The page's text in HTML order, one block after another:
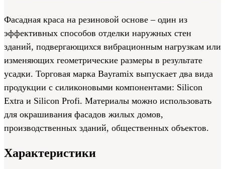
Фасадная краса на резиновой основе – один из
эффективных способов отделки наружных стен
зданий, подвергающихся вибрационным нагрузкам или
изменяющих геометрические размеры в результате
усадки. Торговая марка Bayramix выпускает два вида
продукции с силиконовыми компонентами: Silicon
Extra и Silicon Profi. Материалы можно использовать
для окрашивания фасадов жилых домов,
производственных зданий, общественных объектов.
Характеристики